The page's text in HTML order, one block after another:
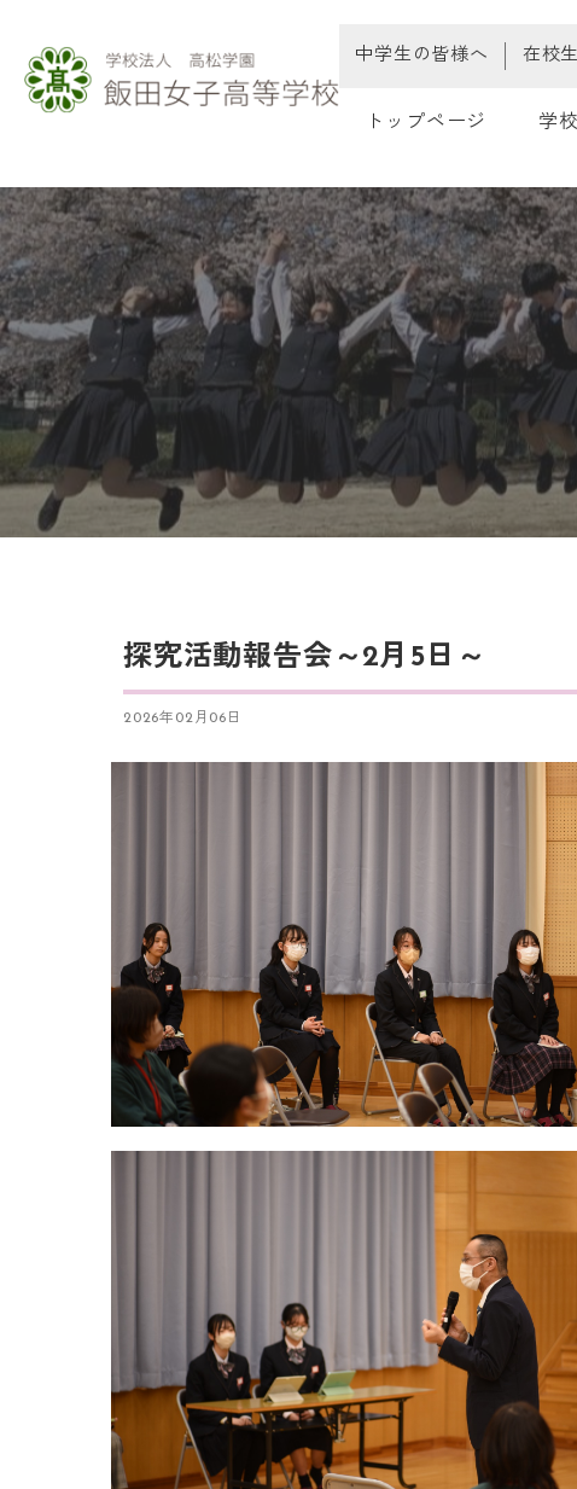
トップページ 学
学
教育課
教職員
中学生の皆様へ 在校
探究活動報告会～2月5日～
2026年02月06日